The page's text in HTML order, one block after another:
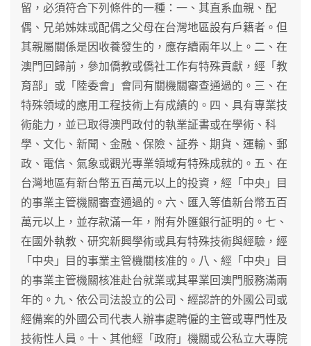
留，必須符合下列條件的一種：一、其直系血親、配
偶、兄弟姊妹或配偶之父母在台灣地區設有戶籍者。但
其親屬關係是因收養發生的，應存續兩年以上。二、在
澳門回歸前，參加僑教或僑社工作有特殊貢獻，經「教
育部」或「陸委會」會同有關機關審查通過的。三、在
特殊領域的應用工程技術上有成績的。四、具有專業技
術能力，並已取得澳門政付的執業証書或在學術、科
學、文化、新聞、金融、保險、証券、期貨、運輸、郵
政、電信、氣象或觀光專業領域有特殊成就的。五、在
台灣地區有新台幣五百萬元以上的投資，經「中央」目
的事業主管機關審查通過的。六、匯入等值新台幣五百
萬元以上，並存款滿一年，附有外匯銀行証明的。七、
在國外執教、研究新興學術或具有特殊技術與經驗，經
「中央」目的事業主管機關核准的。八、經「中央」目
的事業主管機關核准赴台就業或其畢業回澳門服務滿兩
年的。九、依公司法設立的公司、經認許的外國公司或
經備案的外國公司代表人辦事處聘僱的主管或專門性及
技術性人員。十、其他經「政府」機關或公私立大專院